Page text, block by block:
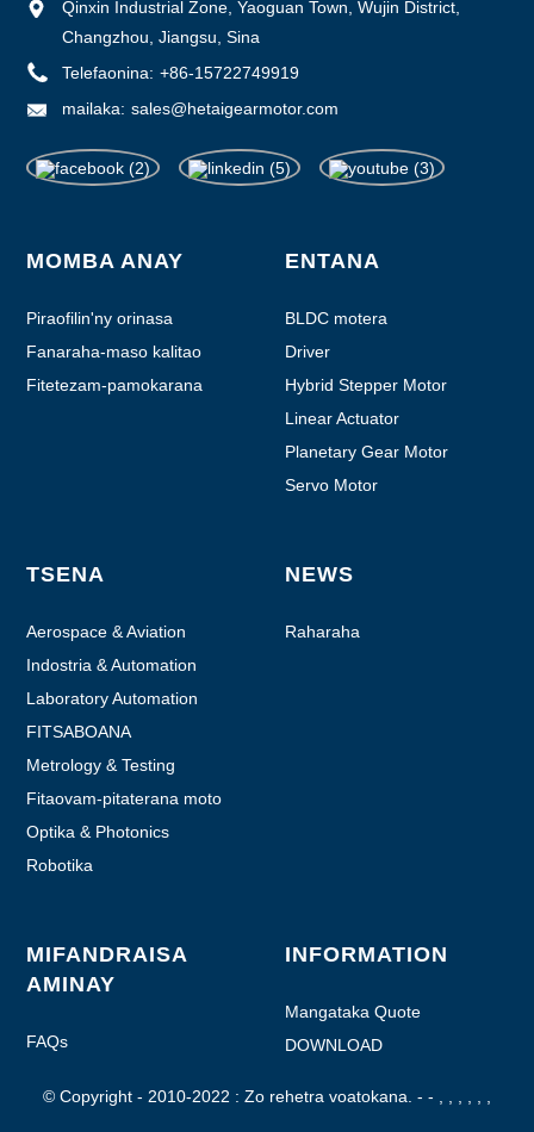
Qinxin Industrial Zone, Yaoguan Town, Wujin District,
Changzhou, Jiangsu, Sina
Telefaonina: +86-15722749919
mailaka: sales@hetaigearmotor.com
MOMBA ANAY
Piraofilin'ny orinasa
Fanaraha-maso kalitao
Fitetezam-pamokarana
ENTANA
BLDC motera
Driver
Hybrid Stepper Motor
Linear Actuator
Planetary Gear Motor
Servo Motor
TSENA
Aerospace & Aviation
Indostria & Automation
Laboratory Automation
FITSABOANA
Metrology & Testing
Fitaovam-pitaterana moto
Optika & Photonics
Robotika
NEWS
Raharaha
MIFANDRAISA
AMINAY
FAQs
INFORMATION
Mangataka Quote
DOWNLOAD
© Copyright - 2010-2022 : Zo rehetra voatokana. - - , , , , , ,